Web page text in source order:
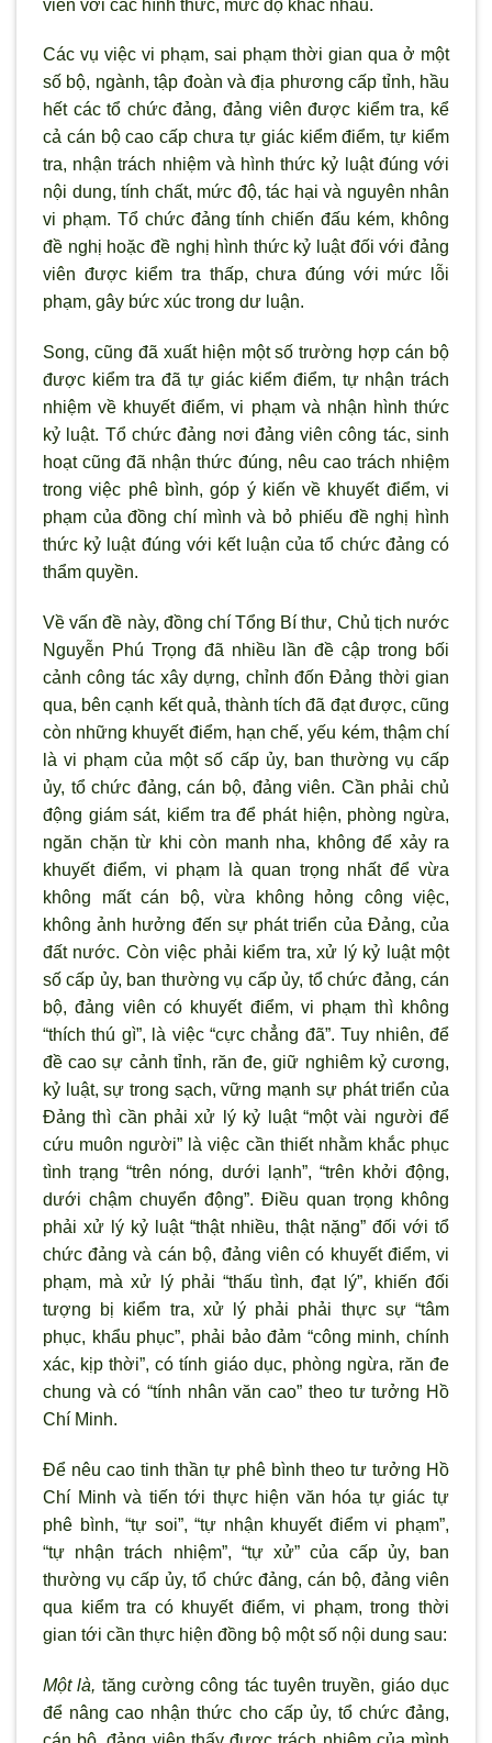
viên với các hình thức, mức độ khác nhau.
Các vụ việc vi phạm, sai phạm thời gian qua ở một
số bộ, ngành, tập đoàn và địa phương cấp tỉnh, hầu
hết các tổ chức đảng, đảng viên được kiểm tra, kể
cả cán bộ cao cấp chưa tự giác kiểm điểm, tự kiểm
tra, nhận trách nhiệm và hình thức kỷ luật đúng với
nội dung, tính chất, mức độ, tác hại và nguyên nhân
vi phạm. Tổ chức đảng tính chiến đấu kém, không
đề nghị hoặc đề nghị hình thức kỷ luật đối với đảng
viên được kiểm tra thấp, chưa đúng với mức lỗi
phạm, gây bức xúc trong dư luận.
Song, cũng đã xuất hiện một số trường hợp cán bộ
được kiểm tra đã tự giác kiểm điểm, tự nhận trách
nhiệm về khuyết điểm, vi phạm và nhận hình thức
kỷ luật. Tổ chức đảng nơi đảng viên công tác, sinh
hoạt cũng đã nhận thức đúng, nêu cao trách nhiệm
trong việc phê bình, góp ý kiến về khuyết điểm, vi
phạm của đồng chí mình và bỏ phiếu đề nghị hình
thức kỷ luật đúng với kết luận của tổ chức đảng có
thẩm quyền.
Về vấn đề này, đồng chí Tổng Bí thư, Chủ tịch nước
Nguyễn Phú Trọng đã nhiều lần đề cập trong bối
cảnh công tác xây dựng, chỉnh đốn Đảng thời gian
qua, bên cạnh kết quả, thành tích đã đạt được, cũng
còn những khuyết điểm, hạn chế, yếu kém, thậm chí
là vi phạm của một số cấp ủy, ban thường vụ cấp
ủy, tổ chức đảng, cán bộ, đảng viên. Cần phải chủ
động giám sát, kiểm tra để phát hiện, phòng ngừa,
ngăn chặn từ khi còn manh nha, không để xảy ra
khuyết điểm, vi phạm là quan trọng nhất để vừa
không mất cán bộ, vừa không hỏng công việc,
không ảnh hưởng đến sự phát triển của Đảng, của
đất nước. Còn việc phải kiểm tra, xử lý kỷ luật một
số cấp ủy, ban thường vụ cấp ủy, tổ chức đảng, cán
bộ, đảng viên có khuyết điểm, vi phạm thì không
“thích thú gì”, là việc “cực chẳng đã”. Tuy nhiên, để
đề cao sự cảnh tỉnh, răn đe, giữ nghiêm kỷ cương,
kỷ luật, sự trong sạch, vững mạnh sự phát triển của
Đảng thì cần phải xử lý kỷ luật “một vài người để
cứu muôn người” là việc cần thiết nhằm khắc phục
tình trạng “trên nóng, dưới lạnh”, “trên khởi động,
dưới chậm chuyển động”. Điều quan trọng không
phải xử l ý kỷ luật “thật nhiều, thật nặng” đối với tổ
chức đảng và cán bộ, đảng viên có khuyết điểm, vi
phạm, mà xử lý phải “thấu tình, đạt lý”, khiến đối
tượng bị kiểm tra, xử lý phải phải thực sự “tâm
phục, khẩu phục”, phải bảo đảm “công minh, chính
xác, kịp thời”, có tính giáo dục, phòng ngừa, răn đe
chung và có “tính nhân văn cao” theo tư tưởng Hồ
Chí Minh.
Để nêu cao tinh thần tự phê bình theo tư tưởng Hồ
Chí Minh và tiến tới thực hiện văn hóa tự giác tự
phê bình, “tự soi”, “tự nhận khuyết điểm vi phạm”,
“tự nhận trách nhiệm”, “tự xử” của cấp ủy, ban
thường vụ cấp ủy, tổ chức đảng, cán bộ, đảng viên
qua kiểm tra có khuyết điểm, vi phạm, trong thời
gian tới cần thực hiện đồng bộ một số nội dung sau:
Một là, tăng cường công tác tuyên truyền, giáo dục
để nâng cao nhận thức cho cấp ủy, tổ chức đảng,